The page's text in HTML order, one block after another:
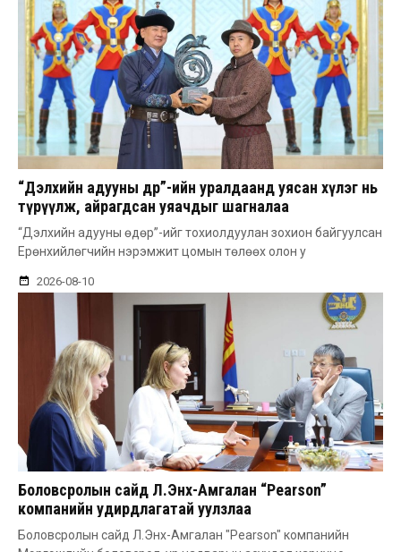
“Дэлхийн адууны өдөр”-ийн уралдаанд уясан хүлэг нь
түрүүлж, айрагдсан уяачдыг шагналаа
“Дэлхийн адууны өдөр”-ийг тохиолдуулан зохион байгуулсан
Ерөнхийлөгчийн нэрэмжит цомын төлөөх олон у
2026-08-10
Боловсролын сайд Л.Энх-Амгалан “Pearson”
компанийн удирдлагатай уулзлаа
Боловсролын сайд Л.Энх-Амгалан "Pearson" компанийн